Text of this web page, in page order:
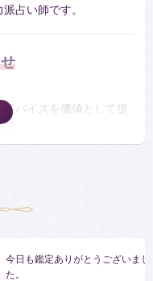
占い師です。
バイスを価値として提
いませ。
トで鑑定できます。よ
お相手の情報もご用意
ルに問題の原因や解決
今日も鑑定ありがとうございまし
た。